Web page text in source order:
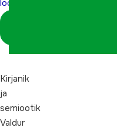
loodusraamatust”
Kirjanik
ja
semiootik
Valdur